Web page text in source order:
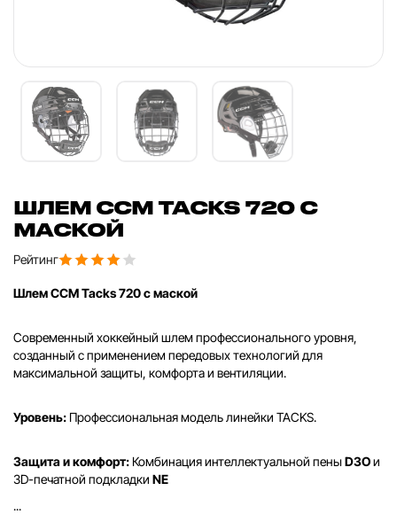
ШЛЕМ CCM TACKS 720 С
МАСКОЙ
Рейтинг
Шлем CCM Tacks 720 с маской
Современный хоккейный шлем профессионального уровня,
созданный с применением передовых технологий для
максимальной защиты, комфорта и вентиляции.
Уровень: Профессиональная модель линейки TACKS.
Защита и комфорт:Комбинация интеллектуальной пеныD3Oи
3D-печатной подкладки NE
...